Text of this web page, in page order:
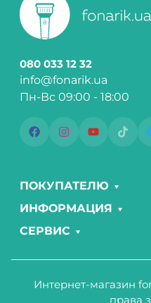
080 033 12 32
info@fonarik.ua
Пн-Вс 09:00 - 18:00
ПОКУПАТЕЛЮ
ИНФОРМАЦИЯ
СЕРВИС
Интернет-магазин
права